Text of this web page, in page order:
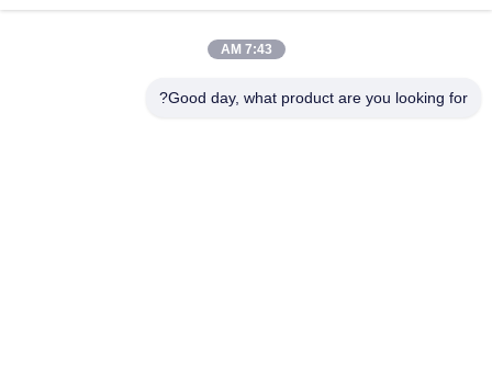
7:43 AM
Good day, what product are you looking for?